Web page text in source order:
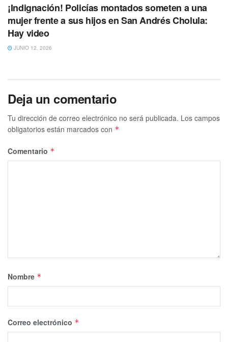
¡Indignación! Policías montados someten a una
mujer frente a sus hijos en San Andrés Cholula:
Hay video
JUNIO 12, 2026
Deja un comentario
Tu dirección de correo electrónico no será publicada. Los campos
obligatorios están marcados con *
Comentario *
Nombre *
Correo electrónico *